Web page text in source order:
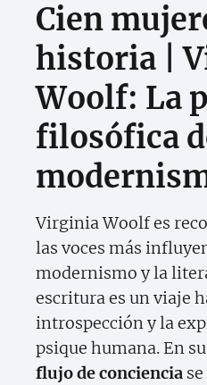
Cien
historia |
Woolf: La
filosófica
Virginia Woolf es
las voces más
modernismo y la
escritura es un viaje
introspección y la
psique humana. En
flujo de conciencia